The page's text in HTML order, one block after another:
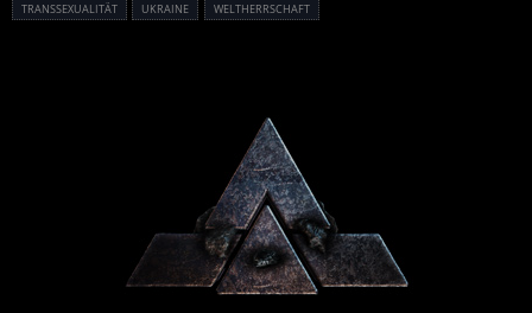
TRANSSEXUALITÄT
UKRAINE WELTHERRSCHAFT
Powered By :